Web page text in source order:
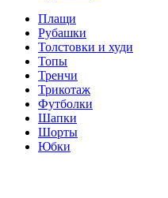
Плащи
Рубашки
Толстовки и худи
Топы
Тренчи
Трикотаж
Футболки
Шапки
Шорты
Юбки